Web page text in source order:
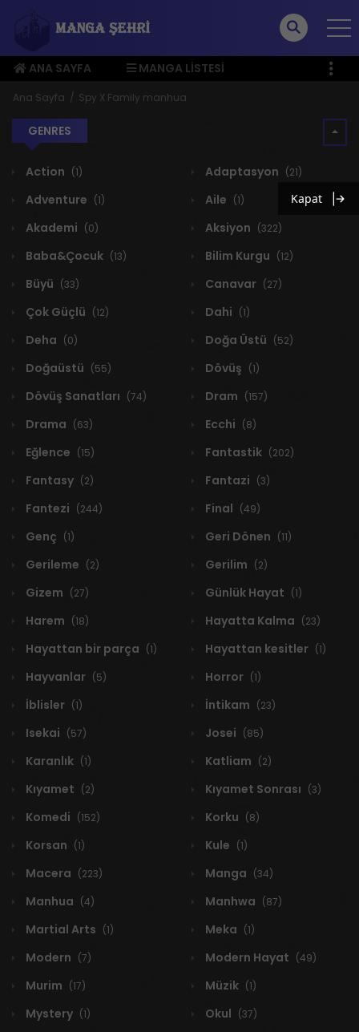
ANA SAYFA
MANGA LISTESI
ÜYE MENÜSÜ
Ana Sayfa Spy X Family manhua
GENRES
Action (1) Adaptasyon (21)
Adventure (1) Aile (1)
Akademi (0) Aksiyon (322)
Baba&Çocuk (13) Bilim Kurgu (12)
Büyü (33) Canavar (27)
Çok Güçlü (12) Dahi (1)
Deha (0) Doğa Üstü (52)
Doğaüstü (55) Dövüş (1)
Dövüş Sanatları (74) Dram (157)
Drama (63) Ecchi (8)
Eğlence (15) Fantastik (202)
Fantasy (2) Fantazi (3)
Fantezi (244) Final (49)
Genç (1) Geri Dönen (11)
Gerileme (2) Gerilim (2)
Gizem (27) Günlük Hayat (1)
Harem (18) Hayatta Kalma (23)
Hayattan bir parça (1) Hayattan kesitler (1)
Hayvanlar (5) Horror (1)
İblisler (1) İntikam (23)
Isekai (57) Josei (85)
Karanlık (1) Katliam (2)
Kıyamet (2) Kıyamet Sonrası (3)
Komedi (152) Korku (8)
Korsan (1) Kule (1)
Macera (223) Manga (34)
Manhua (4) Manhwa (87)
Martial Arts (1) Meka (1)
Modern (7) Modern Hayat (49)
Murim (17) Müzik (1)
Mystery (1) Okul (37)
Kapat